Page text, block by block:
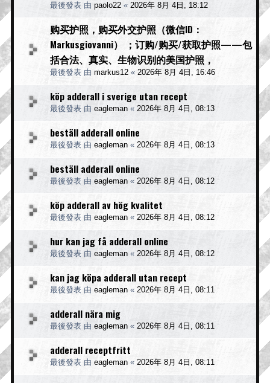
最後發表 由 paolo22 « 2026年 8月 4日, 18:12
购买护照，购买外交护照（微信ID：
Markusgiovanni） ；订购/购买/获取护照——包
括合法、真实、生物识别的美国护照，
最後發表 由 markus12 « 2026年 8月 4日, 16:46
köp adderall i sverige utan recept
最後發表 由 eagleman « 2026年 8月 4日, 08:13
beställ adderall online
最後發表 由 eagleman « 2026年 8月 4日, 08:13
beställ adderall online
最後發表 由 eagleman « 2026年 8月 4日, 08:12
köp adderall av hög kvalitet
最後發表 由 eagleman « 2026年 8月 4日, 08:12
hur kan jag få adderall online
最後發表 由 eagleman « 2026年 8月 4日, 08:12
kan jag köpa adderall utan recept
最後發表 由 eagleman « 2026年 8月 4日, 08:11
adderall nära mig
最後發表 由 eagleman « 2026年 8月 4日, 08:11
adderall receptfritt
最後發表 由 eagleman « 2026年 8月 4日, 08:11